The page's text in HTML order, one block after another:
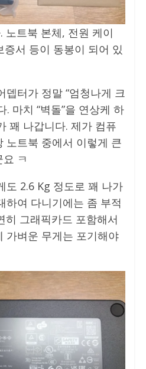
노트북 본체, 전원 케이
서 등이 동봉이 되어 있
뎁터가 정말 “엄청나게 크
. 마치 “벽돌”을 연상케 하
꽤 나갑니다. 제가 컴퓨
노트북 중에서 이렇게 큰
ㅋ
도 2.6 Kg 정도로 꽤 나가
하여 다니기에는 좀 부적
히 그래픽카드 포함해서
가벼운 무게는 포기해야